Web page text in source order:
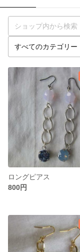
ロングピアス
800円